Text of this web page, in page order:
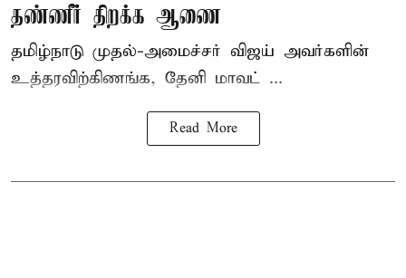
தண்ணீர் திறக்க ஆணை
தமிழ்நாடு முதல்-அமைச்சர் விஜய் அவர்களின்
உத்தரவிற்கிணங்க, தேனி மாவட் ...
Read More